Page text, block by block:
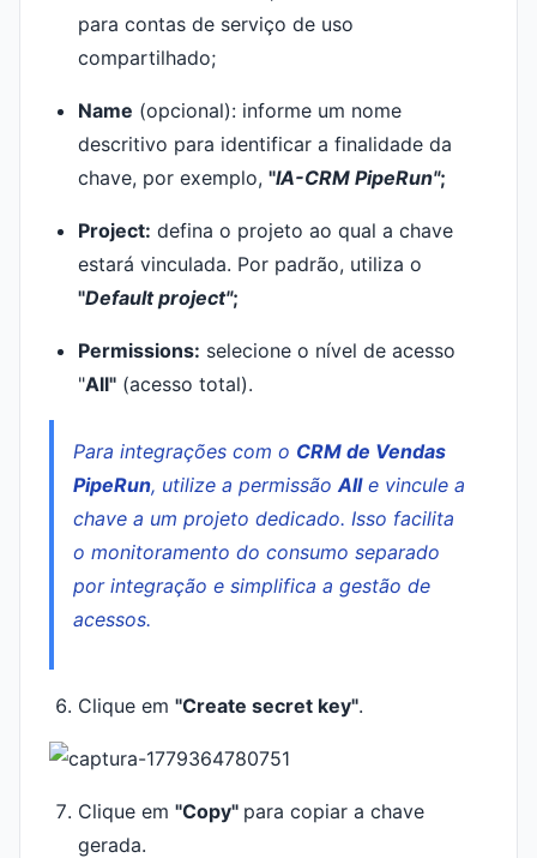
para contas de serviço de uso
compartilhado;
Name (opcional): informe um nome
descritivo para identificar a finalidade da
chave, por exemplo, "IA-CRM PipeRun";
Project: defina o projeto ao qual a chave
estará vinculada. Por padrão, utiliza o
"Default project";
Permissions: selecione o nível de acesso
"All" (acesso total).
Para integrações com o CRM de Vendas
PipeRun, utilize a permissãoAlle vincule a
chave a um projeto dedicado. Isso facilita
o monitoramento do consumo separado
por integração e simplifica a gestão de
acessos.
Clique em "Create secret key".
Clique em "Copy" para copiar a chave
gerada.